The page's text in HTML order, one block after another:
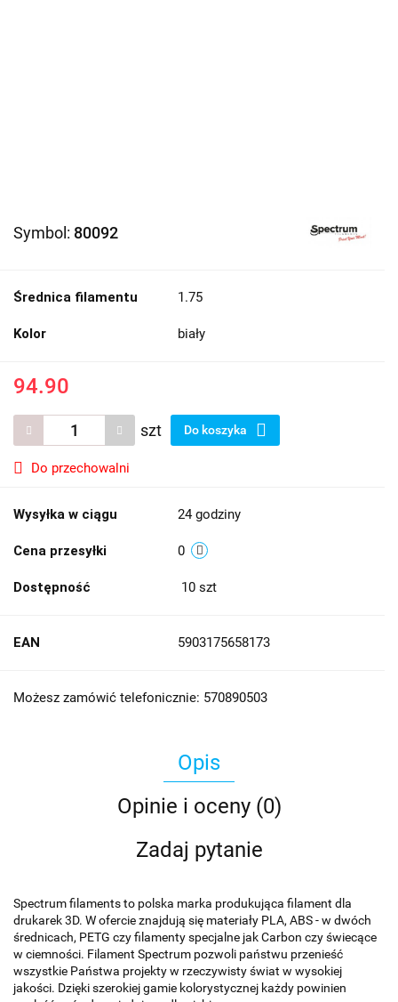
Symbol: 80092
Średnica filamentu 1.75
Kolor biały
94.90
szt Do koszyka
Do przechowalni
Wysyłka w ciągu 24 godziny
Cena przesyłki 0
Dostępność 10 szt
EAN 5903175658173
Możesz zamówić telefonicznie: 570890503
Opis
Opinie i oceny (0)
Zadaj pytanie
Spectrum filaments to polska marka produkująca filament dla
drukarek 3D. W ofercie znajdują się materiały PLA, ABS - w dwóch
średnicach, PETG czy filamenty specjalne jak Carbon czy świecące
w ciemności. Filament Spectrum pozwoli państwu przenieść
wszystkie Państwa projekty w rzeczywisty świat w wysokiej
jakości. Dzięki szerokiej gamie kolorystycznej każdy powinien